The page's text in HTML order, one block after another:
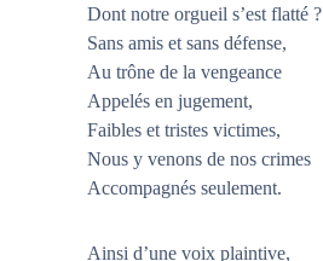
Dont notre orgueil s’est flatté ?
Sans amis et sans défense,
Au trône de la vengeance
Appelés en jugement,
Faibles et tristes victimes,
Nous y venons de nos crimes
Accompagnés seulement.
Ainsi d’une voix plaintive,